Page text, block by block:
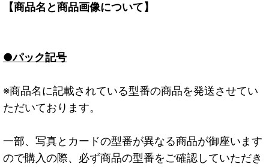
【商品名と商品画像について】
●パック記号
※商品名に記載されている型番の商品を発送させてい
ただいております。
一部、写真とカードの型番が異なる商品が御座います
ので購入の際、必ず商品の型番をご確認していただき